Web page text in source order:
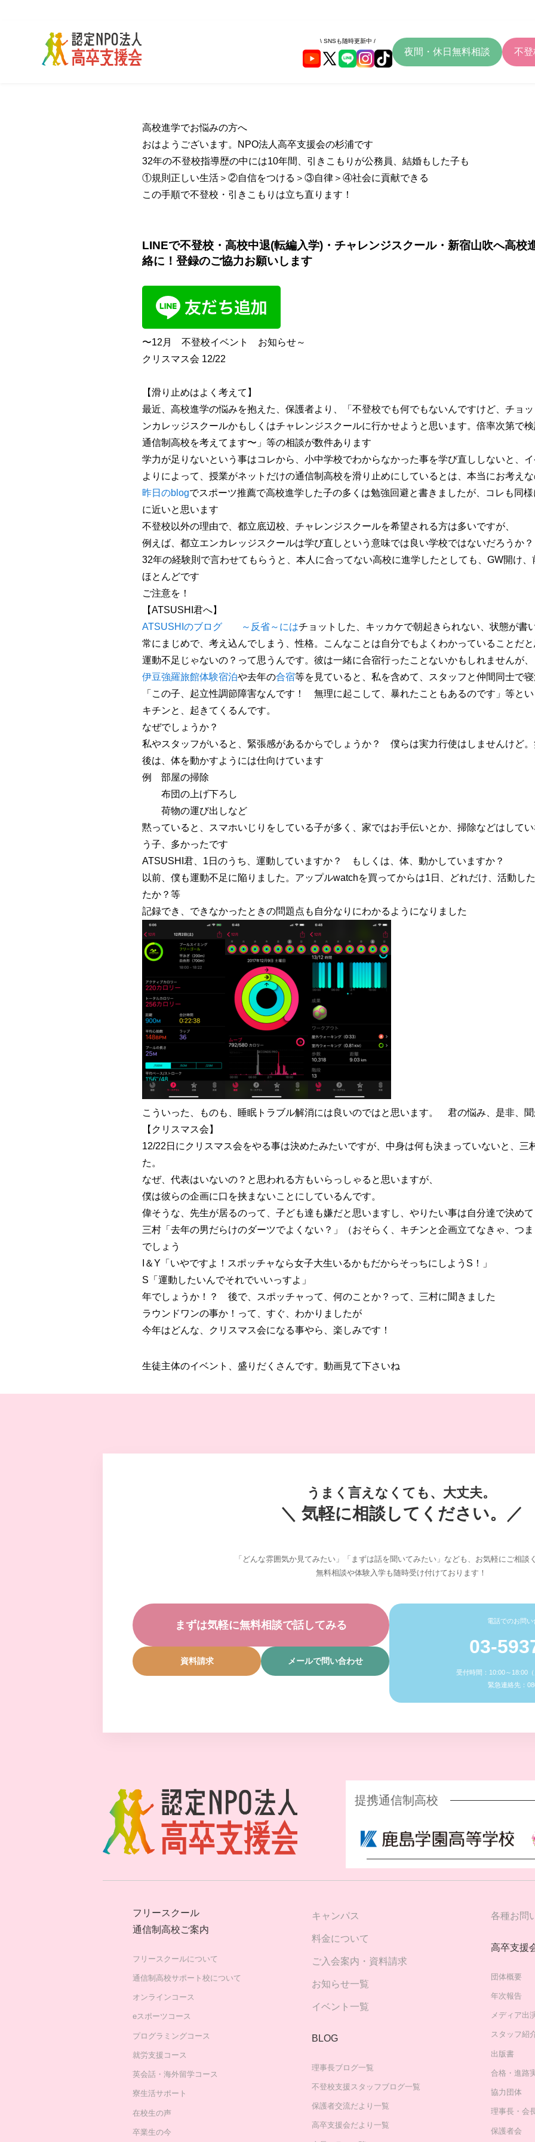
\ SNSも随時更新中 /
夜間・休日無料相談 不登
高校進学でお悩みの方へ
おはようございます。NPO法人高卒支援会の杉浦です
32年の不登校指導歴の中には10年間、引きこもりが公務員、結婚もした子も
①規則正しい生活＞②自信をつける＞③自律＞④社会に貢献できる
この手順で不登校・引きこもりは立ち直ります！
LINEで不登校・高校中退(転編入学)・チャレンジスクール・新宿山吹へ高校
絡に！登録のご協力お願いします
〜12月 不登校イベント お知らせ～
クリスマス会 12/22
【滑り止めはよく考えて】
最近、高校進学の悩みを抱えた、保護者より、「不登校でも何でもないんですけど、チョ
ンカレッジスクールかもしくはチャレンジスクールに行かせようと思います。倍率次第で
通信制高校を考えてます〜」等の相談が数件あります
学力が足りないという事はコレから、小中学校でわからなかった事を学び直ししないと、
よりによって、授業がネットだけの通信制高校を滑り止めにしているとは、本当にお考えな
昨日のblogでスポーツ推薦で高校進学した子の多くは勉強回避と書きましたが、コレも同
に近いと思います
不登校以外の理由で、都立底辺校、チャレンジスクールを希望される方は多いですが、
例えば、都立エンカレッジスクールは学び直しという意味では良い学校ではないだろうか？
32年の経験則で言わせてもらうと、本人に合ってない高校に進学したとしても、GW開け
ほとんどです
ご注意を！
【ATSUSHI君へ】
ATSUSHIのブログ ～反省～にはチョットした、キッカケで朝起きられない、状態が書
常にまじめで、考え込んでしまう、性格。こんなことは自分でもよくわかっていることだと
運動不足じゃないの？って思うんです。彼は一緒に合宿行ったことないかもしれませんが、
伊豆強羅旅館体験宿泊や去年の合宿等を見ていると、私を含めて、スタッフと仲間同士で寝
「この子、起立性調節障害なんです！ 無理に起こして、暴れたこともあるのです」等とい
キチンと、起きてくるんです。
なぜでしょうか？
私やスタッフがいると、緊張感があるからでしょうか？ 僕らは実力行使はしませんけど
後は、体を動かすようには仕向けています
例 部屋の掃除
布団の上げ下ろし
荷物の運び出しなど
黙っていると、スマホいじりをしている子が多く、家ではお手伝いとか、掃除などはして
う子、多かったです
ATSUSHI君、1日のうち、運動していますか？ もしくは、体、動かしていますか？
以前、僕も運動不足に陥りました。アップルwatchを買ってからは1日、どれだけ、活動
たか？等
記録でき、できなかったときの問題点も自分なりにわかるようになりました
こういった、ものも、睡眠トラブル解消には良いのではと思います。 君の悩み、是非、
【クリスマス会】
12/22日にクリスマス会をやる事は決めたみたいですが、中身は何も決まっていないと、三
た。
なぜ、代表はいないの？と思われる方もいらっしゃると思いますが、
僕は彼らの企画に口を挟まないことにしているんです。
偉そうな、先生が居るのって、子ども達も嫌だと思いますし、やりたい事は自分達で決め
三村「去年の男だらけのダーツでよくない？」（おそらく、キチンと企画立てなきゃ、つ
でしょう
I＆Y「いやですよ！スポッチャなら女子大生いるかもだからそっちにしようS！」
S「運動したいんでそれでいいっすよ」
年でしょうか！？ 後で、スポッチャって、何のことか？って、三村に聞きました
ラウンドワンの事か！って、すぐ、わかりましたが
今年はどんな、クリスマス会になる事やら、楽しみです！
生徒主体のイベント、盛りだくさんです。動画見て下さいね
うまく言えなくても、大丈夫。
＼ 気軽に相談してください。／
「どんな雰囲気か見てみたい」「まずは話を聞いてみたい」なども、お気軽にご相談
無料相談や体験入学も随時受け付けております！
まずは気軽に無料相談で話してみる
資料請求 メールで問い合わせ
電話でのお問い
03-
受付時間：10:00～18:00
緊急連絡先：
提携通信制高校
フリースクール
通信制高校ご案内
フリースクールについて
通信制高校サポート校について
オンラインコース
eスポーツコース
プログラミングコース
就労支援コース
英会話・海外留学コース
寮生活サポート
在校生の声
卒業生の今
キャンパス
料金について
ご入会案内・資料請求
お知らせ一覧
イベント一覧
BLOG
理事長ブログ一覧
不登校支援スタッフブログ一覧
保護者交流だより一覧
高卒支援会だより一覧
各種お問
高卒支援
団体概要
年次報告
メディア出
スタッフ紹
出版書
合格・進路
協力団体
理事長・会
保護者会